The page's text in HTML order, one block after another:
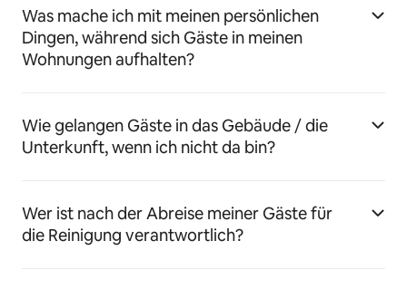
Was mache ich mit meinen persönlichen
Dingen, während sich Gäste in meinen
Wohnungen aufhalten?
Wie gelangen Gäste in das Gebäude / die
Unterkunft, wenn ich nicht da bin?
Wer ist nach der Abreise meiner Gäste für
die Reinigung verantwortlich?